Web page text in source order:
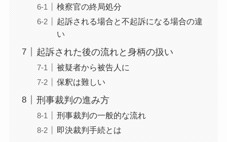
検察官の終局処分
起訴される場合と不起訴になる場合の違
い
起訴された後の流れと身柄の扱い
被疑者から被告人に
保釈は難しい
刑事裁判の進み方
刑事裁判の一般的な流れ
即決裁判手続とは